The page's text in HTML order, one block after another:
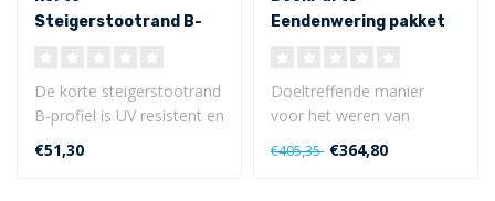
Steigerstootrand B-
De korte steigerstootrand
B-profiel is UV resistent en
gemaakt van flexibele
PVC..
€51,30
Eendenwering pakket
Doeltreffende manier
voor het weren van
eenden en ganzen op uw
aanlegsteiger en ..
€405,35 €364,80